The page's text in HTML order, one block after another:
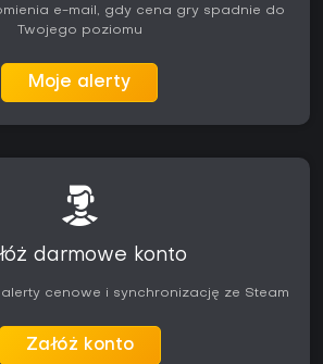
e-mail, gdy cena gry spadnie do
Twojego poziomu
Moje alerty
darmowe konto
cenowe i synchronizację ze Steam
Załóż konto